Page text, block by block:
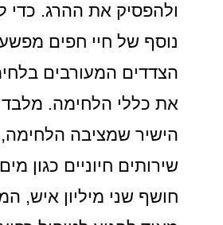
ולהפסיק את ההרג. כדי
נוסף של חיי חפים
הצדדים המעורבים
את כללי הלחימה. מלבד
הישיר שמציבה
שירותים חיוניים כגון
חושף שני מיליון איש,